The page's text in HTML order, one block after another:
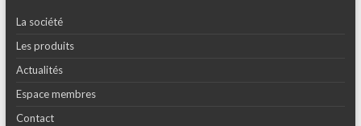
La société
Les produits
Actualités
Espace membres
Contact